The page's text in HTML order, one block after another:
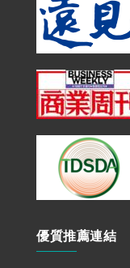
優質推薦連結